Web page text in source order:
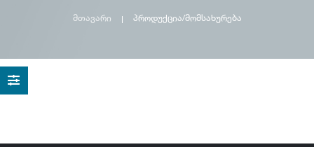
მთავარი პროდუქცია/მომსახურება